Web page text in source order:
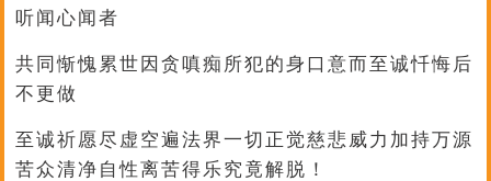
听闻心闻者
共同惭愧累世因贪嗔痴所犯的身口意而至诚忏悔后
不更做
至诚祈愿尽虚空遍法界一切正觉慈悲威力加持万源
苦众清净自性离苦得乐究竟解脱！